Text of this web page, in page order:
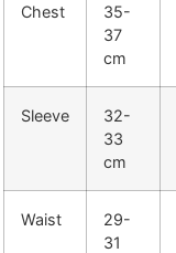
Chest
35-
37
cm
Sleeve
32-
33
cm
Waist
29-
31